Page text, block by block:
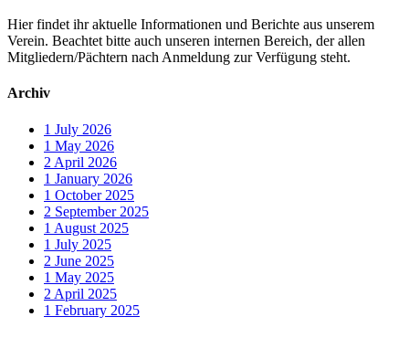
Hier findet ihr aktuelle Informationen und Berichte aus unserem
Verein. Beachtet bitte auch unseren internen Bereich, der allen
Mitgliedern/Pächtern nach Anmeldung zur Verfügung steht.
Archiv
1 July 2026
1 May 2026
2 April 2026
1 January 2026
1 October 2025
2 September 2025
1 August 2025
1 July 2025
2 June 2025
1 May 2025
2 April 2025
1 February 2025